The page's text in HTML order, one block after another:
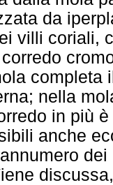
da
villi coriali,
completa
nella
in più
anche